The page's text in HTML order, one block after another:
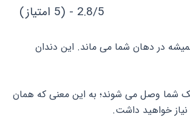
2.8/5 - (5 امتیاز)
در دهان شما می ماند. این دندان
شما وصل می شوند؛ به این معنی که همان
نیاز خواهید داشت.